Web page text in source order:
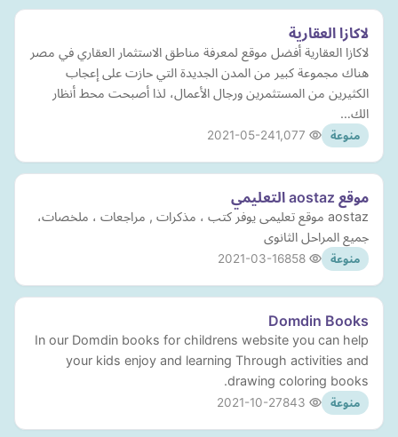
لاكازا العقارية
لاكازا العقارية أفضل موقع لمعرفة مناطق الاستثمار العقاري في مصر
هناك مجموعة كبير من المدن الجديدة التي حازت على إعجاب
الكثيرين من المستثمرين ورجال الأعمال، لذا أصبحت محط أنظار
الك…
منوعة 2021-05-24
موقع aostaz التعليمي
aostaz موقع تعليمى يوفر كتب ، مذكرات , مراجعات ، ملخصات،
جميع المراحل الثانوى
منوعة 2021-03-16
Domdin Books
In our Domdin books for childrens website you can help
your kids enjoy and learning Through activities and
drawing coloring books.
منوعة 2021-10-27